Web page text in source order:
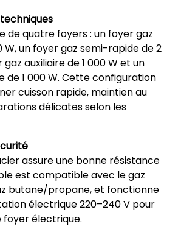
de quatre foyers : un foyer gaz
W, un foyer gaz semi-rapide de 2
auxiliaire de 1 000 W et un
de 1 000 W. Cette configuration
cuisson rapide, maintien au
délicates selon les
assure une bonne résistance
est compatible avec le gaz
butane/propane, et fonctionne
électrique 220–240 V pour
foyer électrique.